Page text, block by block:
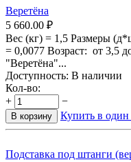
Веретёна
5 660.00 ₽
Вес (кг) = 1,5 Размеры
= 0,0077 Возраст: от 3,5
"Веретёна"...
Доступность: В наличии
Кол-во:
+
−
В корзину Купить в один
Подставка под штанги